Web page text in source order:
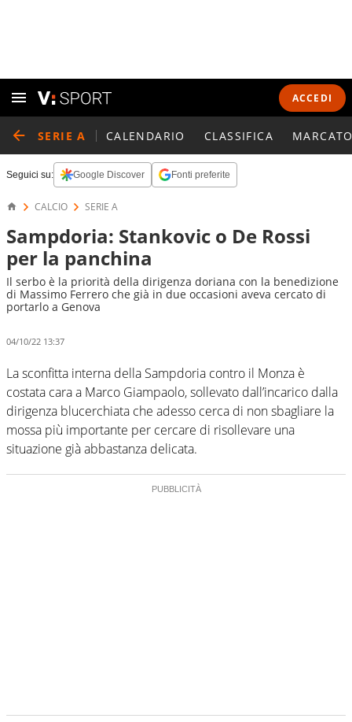
ACCEDI
SERIE A CALENDARIO CLASSIFICA
Seguici su: Google Discover Fonti preferite
CALCIO SERIE A
Sampdoria: Stankovic o De Rossi
per la panchina
Il serbo è la priorità della dirigenza doriana con la benedizione
di Massimo Ferrero che già in due occasioni aveva cercato di
portarlo a Genova
04/10/22 13:37
La sconfitta interna della Sampdoria contro il Monza è
costata cara a Marco Giampaolo, sollevato dall’incarico dalla
dirigenza blucerchiata che adesso cerca di non sbagliare la
mossa più importante per cercare di risollevare una
situazione già abbastanza delicata.